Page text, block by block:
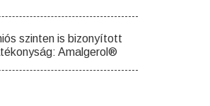
szinten is bizonyított
Amalgerol®